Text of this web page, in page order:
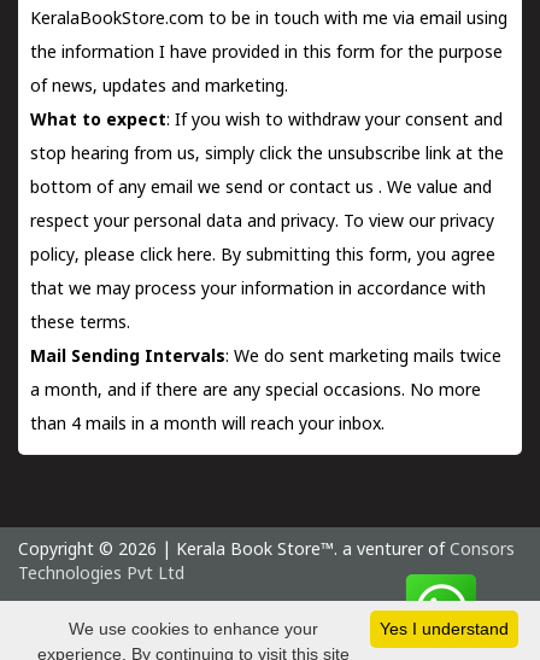
KeralaBookStore.com to be in touch with me via email using
the information I have provided in this form for the purpose
of news, updates and marketing.
What to expect: If you wish to withdraw your consent and
stop hearing from us, simply click the unsubscribe link at the
bottom of any email we send orcontact us . We value and
respect your personal data and privacy. To view our privacy
policy, please click here. By submitting this form, you agree
that we may process your information in accordance with
these terms.
Mail Sending Intervals: We do sent marketing mails twice
a month, and if there are any special occasions. No more
than 4 mails in a month will reach your inbox.
Copyright © 2026 | Kerala Book Store™. a venturer of Consors
Technologies Pvt Ltd
Saturday 8 August, 2026 IST
Yes I understand
We use cookies to enhance your
experience. By continuing to visit this site